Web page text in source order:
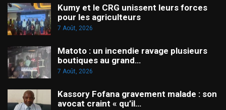
Kumy et le CRG unissent leurs forces
pour les agriculteurs
7 Août, 2026
Matoto : un incendie ravage plusieurs
boutiques au grand…
7 Août, 2026
Kassory Fofana gravement malade : son
avocat craint « qu’il…